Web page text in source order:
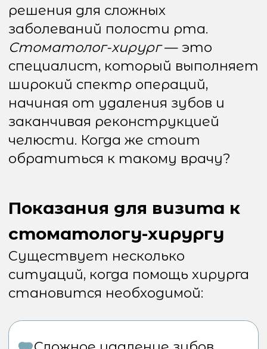
Показания для визита к
стоматологу-хирургу
Существует несколько
ситуаций, когда помощь хирурга
становится необходимой:
Сложное удаление зубов
мудрости
Воспалительные
процессы в челюсти
Травмы и переломы
Кисты и новообразования
Проблемы с мягкими
тканями полости рта
Виды хирургических операций
Стоматология в Москве
хирургические процедуры:
Удаление зубов